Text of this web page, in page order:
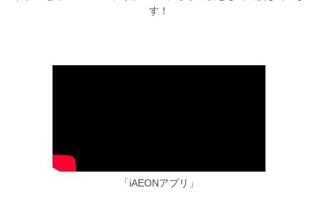
す！
「iAEONアプリ」